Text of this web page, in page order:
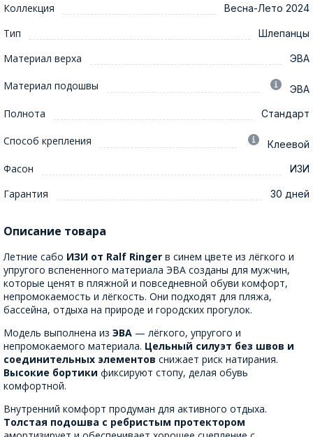
Коллекция Весна-Лето 2024
Тип Шлепанцы
Материал верха ЭВА
Материал подошвы ЭВА
Полнота Стандарт
Способ крепления Клеевой
Фасон ИЗИ
Гарантия 30 дней
Описание товара
Летние сабо ИЗИ от Ralf Ringer в синем цвете из лёгкого и
упругого вспененного материала ЭВА созданы для мужчин,
которые ценят в пляжной и повседневной обуви комфорт,
непромокаемость и лёгкость. Они подходят для пляжа,
бассейна, отдыха на природе и городских прогулок.
Модель выполнена из ЭВА — лёгкого, упругого и
непромокаемого материала. Цельный силуэт без швов и
соединительных элементов снижает риск натирания.
Высокие бортики фиксируют стопу, делая обувь
комфортной.
Внутренний комфорт продуман для активного отдыха.
Толстая подошва с ребристым протектором